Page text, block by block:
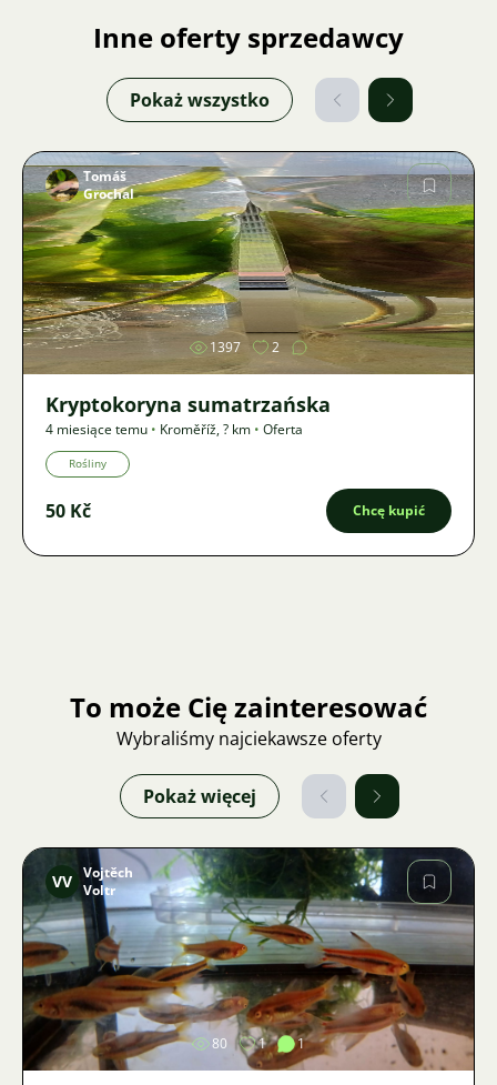
Inne oferty sprzedawcy
Pokaż wszystko
Zdjęcie
Tomáš
Grochal
1397 2
Kryptokoryna sumatrzańska
4 miesiące temu • Kroměříž,? km • Oferta
Rośliny
50 Kč Chcę kupić
To może Cię zainteresować
Wybraliśmy najciekawsze oferty
Pokaż więcej
Zdjęcie
VV Vojtěch
Voltr
80 1 1